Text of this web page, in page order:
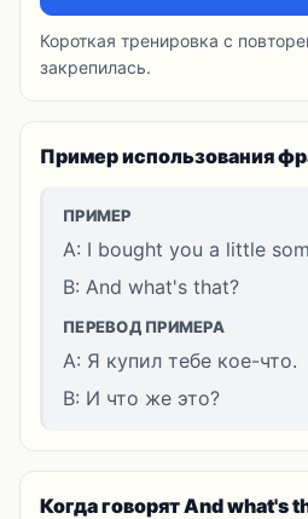
Короткая тренировка с
закрепилась.
Пример использования
ПРИМЕР
A: I bought you a little
B: And what's that?
ПЕРЕВОД ПРИМЕРА
A: Я купил тебе кое-что.
B: И что же это?
Когда говорят And what's